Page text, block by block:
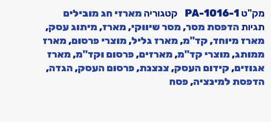
מק"ט PA-1016-1 קטגוריה מארזי חג מובילים
תגיות הדפסת מסר, מסר שיווקי, מארז, מיתוג עסק,
מארז מיוחד, קד"מ, מארז גליל, מוצרי פרסום, מארז
ממותג, מוצרי קד"מ, מארזים, פרסום וקד"מ, מארז
אגוזים, קידום העסק, צנצנת, פרסום העסק, הגדה,
הדפסת למינציה, פסח